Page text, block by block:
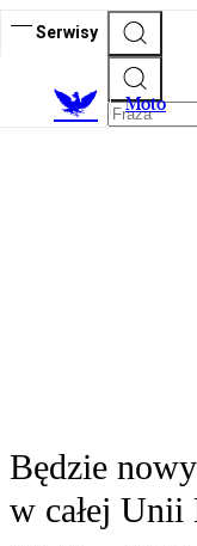
Serwisy
Moto
Będzie
w całej Unii